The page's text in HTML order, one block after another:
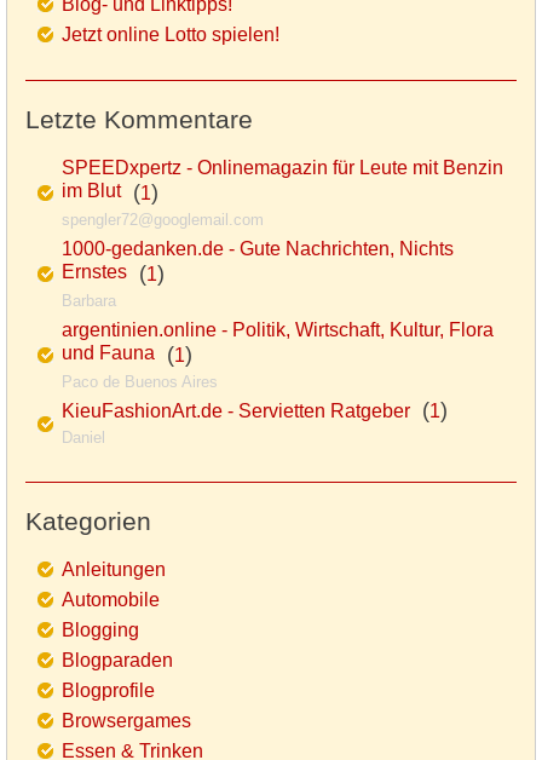
Jetzt online Lotto spielen!
Letzte Kommentare
SPEEDxpertz - Onlinemagazin für Leute mit Benzin
im Blut(1)
spengler72@googlemail.com
1000-gedanken.de - Gute Nachrichten, Nichts
Ernstes (1)
Barbara
argentinien.online - Politik, Wirtschaft, Kultur, Flora
und Fauna (1)
Paco de Buenos Aires
KieuFashionArt.de - Servietten Ratgeber (1)
Daniel
Kategorien
Anleitungen
Automobile
Blogging
Blogparaden
Blogprofile
Browsergames
Essen & Trinken